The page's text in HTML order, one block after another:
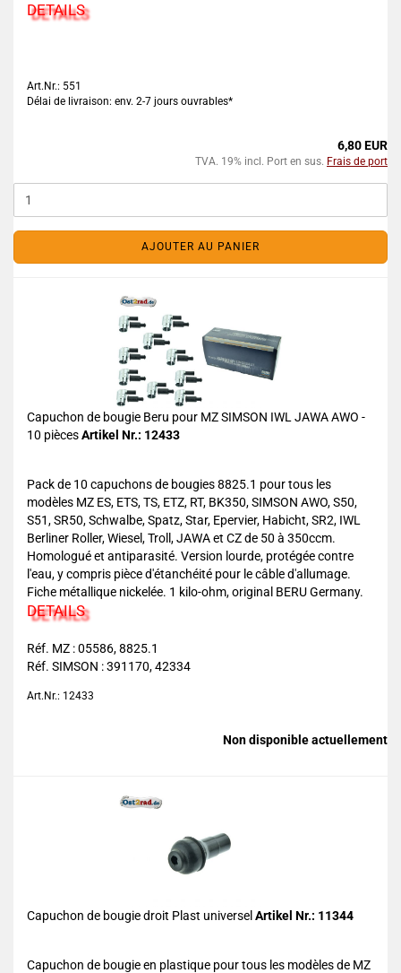
DETAILS
Art.Nr.: 551
Délai de livraison: env. 2-7 jours ouvrables*
6,80 EUR
TVA. 19% incl. Port en sus. Frais de port
AJOUTER AU PANIER
Capuchon de bougie Beru pour MZ SIMSON IWL JAWA AWO -
10 piècesArtikel Nr.: 12433
Pack de 10 capuchons de bougies 8825.1 pour tous les
modèles MZ ES, ETS, TS, ETZ, RT, BK350, SIMSON AWO, S50,
S51, SR50, Schwalbe, Spatz, Star, Epervier, Habicht, SR2, IWL
Berliner Roller, Wiesel, Troll, JAWA et CZ de 50 à 350ccm.
Homologué et antiparasité. Version lourde, protégée contre
l'eau, y compris pièce d'étanchéité pour le câble d'allumage.
Fiche métallique nickelée. 1 kilo-ohm, original BERU Germany.
DETAILS
Réf. MZ : 05586, 8825.1
Réf. SIMSON : 391170, 42334
Art.Nr.: 12433
Non disponible actuellement
Capuchon de bougie droit Plast universel Artikel Nr.: 11344
Capuchon de bougie en plastique pour tous les modèles de MZ